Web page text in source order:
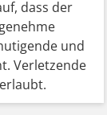
dass der
und
Verletzende